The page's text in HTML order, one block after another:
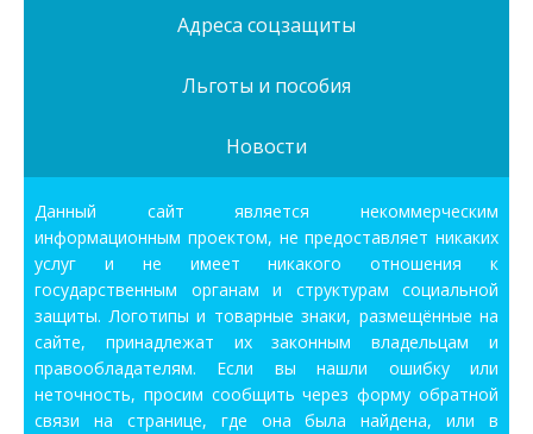
Адреса соцзащиты
Льготы и пособия
Новости
Данный сайт является некоммерческим
информационным проектом, не предоставляет никаких
услуг и не имеет никакого отношения к
государственным органам и структурам социальной
защиты. Логотипы и товарные знаки, размещённые на
сайте, принадлежат их законным владельцам и
правообладателям. Если вы нашли ошибку или
неточность, просим сообщить через форму обратной
связи на странице, где она была найдена, или в